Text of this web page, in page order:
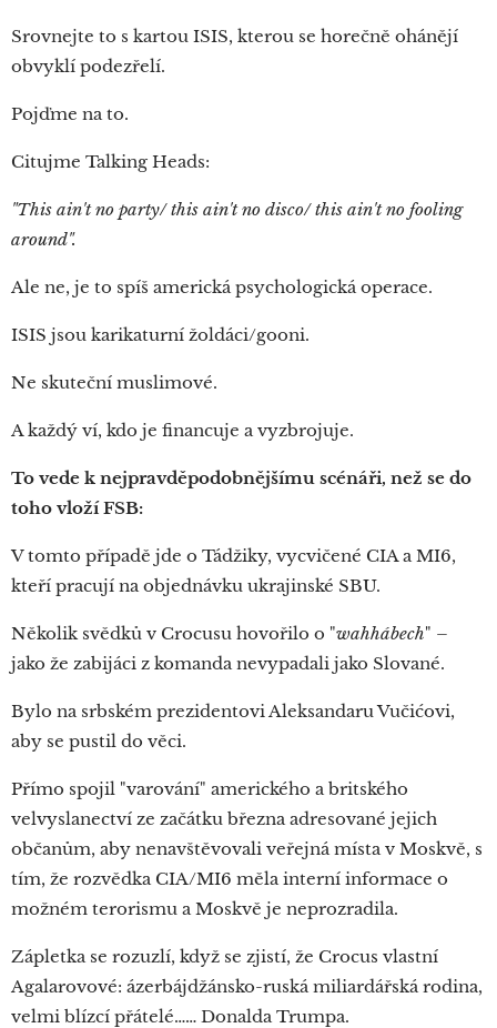
Srovnejte to s kartou ISIS, kterou se horečně ohánějí
obvyklí podezřelí.
Pojďme na to.
Citujme Talking Heads:
"This ain't no party/ this ain't no disco/ this ain't no fooling
around".
Ale ne, je to spíš americká psychologická operace.
ISIS jsou karikaturní žoldáci/gooni.
Ne skuteční muslimové.
A každý ví, kdo je financuje a vyzbrojuje.
To vede k nejpravděpodobnějšímu scénáři, než se do
toho vloží FSB:
V tomto případě jde o Tádžiky, vycvičené CIA a MI6,
kteří pracují na objednávku ukrajinské SBU.
Několik svědků v Crocusu hovořilo o "wahhábech" –
jako že zabijáci z komanda nevypadali jako Slované.
Bylo na srbském prezidentovi Aleksandaru Vučićovi,
aby se pustil do věci.
Přímo spojil "varování" amerického a britského
velvyslanectví ze začátku března adresované jejich
občanům, aby nenavštěvovali veřejná místa v Moskvě, s
tím, že rozvědka CIA/MI6 měla interní informace o
možném terorismu a Moskvě je neprozradila.
Zápletka se rozuzlí, když se zjistí, že Crocus vlastní
Agalarovové: ázerbájdžánsko-ruská miliardářská rodina,
velmi blízcí přátelé…… Donalda Trumpa.